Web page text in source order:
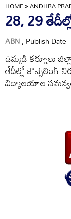
HOME»ANDHRA
28, 29
ABN, Publish Date
ఉమ్మడి కర్నూలు
తేదీల్లో కౌన్సెలింగ్‌
విద్యాలయాల